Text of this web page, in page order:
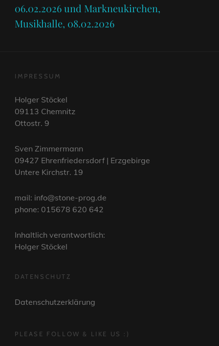
06.02.2026 und Markneukirchen,
Musikhalle, 08.02.2026
IMPRESSUM
Holger Stöckel
09113 Chemnitz
Ottostr. 9
Sven Zimmermann
09427 Ehrenfriedersdorf | Erzgebirge
Untere Kirchstr. 19
mail: info@stone-prog.de
phone: 015678 620 642
Inhaltlich verantwortlich:
Holger Stöckel
DATENSCHUTZ
Datenschutzerklärung
PLEASE FOLLOW & LIKE US :)